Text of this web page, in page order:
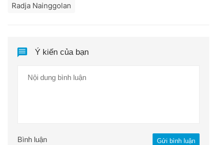
Radja Nainggolan
Ý kiến của bạn
Gửi bình luận
Bình luận